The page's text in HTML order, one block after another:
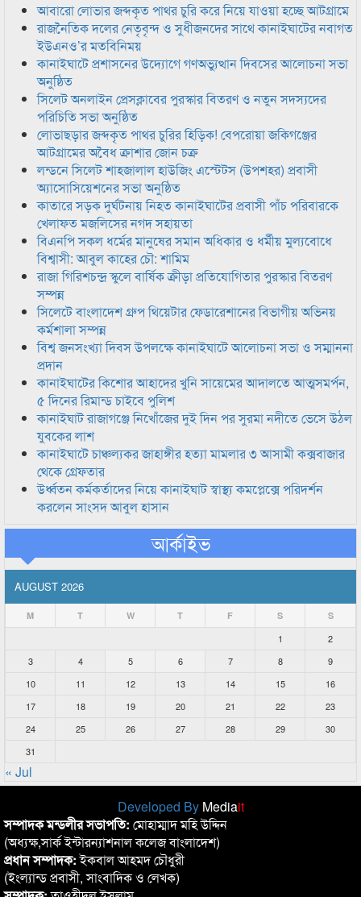
আবারো লোভার জব্দকৃত পাথর চুরি করে নিয়ে যাওয়া হচ্ছে আটগ্রামে
রাজনৈতিক দলের নেতৃবৃন্দ ও সুধীজনদের সাথে কানাইঘাটের নবাগত
ইউএনও’র মতবিনিময়
কানাইঘাটে প্রশাসনের উদ্যোগে গণঅভ্যুত্থান দিবসের আলোচনা সভা
অনুষ্ঠিত
সিলেট অনলাইন প্রেসক্লাবের পুরস্কার বিতরণ ও নতুন সদস্যদের
পরিচিতি সভা অনুষ্ঠিত
লোভাছড়ার জব্দকৃত পাথর চুরির হিড়িক! বেপরোয়া জকিগঞ্জের
আটগ্রামের অবৈধ ক্রাশার জোন চক্র
লন্ডনে সিলেট শাহজালাল হাউজিং এস্টেটস (উপশহর) প্রবাসী
অ্যাসোসিয়েশনের সভা অনুষ্ঠিত
কাতারে সড়ক দুর্ঘটনায় নিহত কানাইঘাটের প্রবাসী পাঁচ পরিবারকে
খেলাফত মজলিসের নগদ সহায়তা
বিএনপি সকল ধর্মের মানুষের সমান অধিকার ও ধর্মীয় মুল্যবোধে
বিশ্বাসী: আবুল কাহের চৌ: শামিম
রাজা গিরিশচন্দ্র স্কুলে বার্ষিক ক্রীড়া প্রতিযোগিতার পুরস্কার বিতরণ
সম্পন্ন
সিলেটে বাংলাদেশ গ্রুপ থিয়েটার ফেডারেশানের বিভাগীয় অভিনয়
কর্মশালা সম্পন্ন
বিশ্ব জনসংখ্যা দিবস উপলক্ষে কানাইঘাটে আলোচনা সভা ও সম্মাননা
প্রদান
কানাইঘাটের কিশোর আহাদের খুনি সায়েমের আদালতে আত্মসমর্পন,
৫ দিনের রিমান্ড চাইবে পুলিশ
কানাইঘাট রাজাগঞ্জে নিখোঁজের দুই দিন পর সুরমা নদীতে ভেসে উঠল
যুবকের লাশ
কানাইঘাটে চাঞ্চল্যকর জাহাঙ্গীর হত্যা মামলার ৩ আসামী কক্সবাজার
থেকে গ্রেফতার
উর্ধ্বতন কর্মকর্তাদের নিয়ে কানাইঘাট স্বাস্থ্য কমপ্লেক্সে পরিদর্শন
করলেন সাংসদ আবুল হাসান
আর্কাইভ
AUGUST 2026
M T W T F S S
1
2
3
4 5 6 7 8
9
10
11 12 13 14 15
16
17
18 19 20 21 22
23
24
25 26 27 28 29
30
31
« Jul
Developed By Mediait
সম্পাদক মন্ডলীর সভাপতি: মোহাম্মাদ মহি উদ্দিন
(অধ্যক্ষ,সার্ক ইন্টারন্যাশনাল কলেজ বাংলাদেশ)
প্রধান সম্পাদক:ইকবাল আহমদ চৌধুরী
(ইংল্যান্ড প্রবাসী, সাংবাদিক ও লেখক)